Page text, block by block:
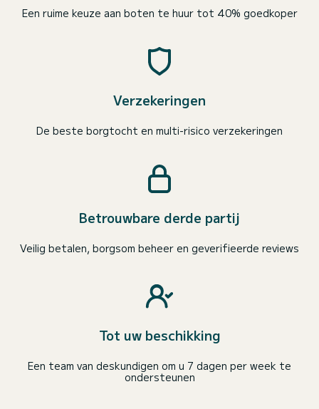
Een ruime keuze aan boten te huur tot 40% goedkoper
Verzekeringen
De beste borgtocht en multi-risico verzekeringen
Betrouwbare derde partij
Veilig betalen, borgsom beheer en geverifieerde reviews
Tot uw beschikking
Een team van deskundigen om u 7 dagen per week te
ondersteunen